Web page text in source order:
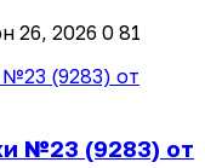
26, 2026 0 81
№23 (9283) от